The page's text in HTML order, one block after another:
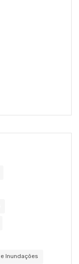
Inundações